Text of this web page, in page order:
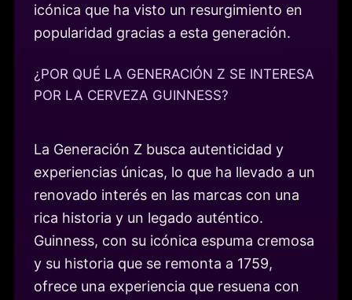
icónica que ha visto un resurgimiento en
popularidad gracias a esta generación.
¿POR QUÉ LA GENERACIÓN Z SE INTERESA
POR LA CERVEZA GUINNESS?
La Generación Z busca autenticidad y
experiencias únicas, lo que ha llevado a un
renovado interés en las marcas con una
rica historia y un legado auténtico.
Guinness, con su icónica espuma cremosa
y su historia que se remonta a 1759,
ofrece una experiencia que resuena con